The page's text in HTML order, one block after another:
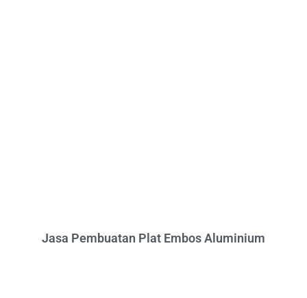
Jasa Pembuatan Plat Embos Aluminium